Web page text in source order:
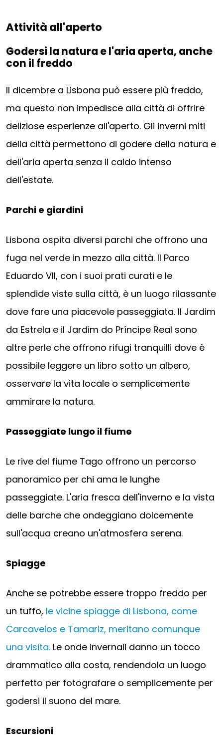
Attività all'aperto
Godersi la natura e l'aria aperta, anche
con il freddo
Il dicembre a Lisbona può essere più freddo,
ma questo non impedisce alla città di offrire
deliziose esperienze all'aperto. Gli inverni miti
della città permettono di godere della natura e
dell'aria aperta senza il caldo intenso
dell'estate.
Parchi e giardini
Lisbona ospita diversi parchi che offrono una
fuga nel verde in mezzo alla città. Il Parco
Eduardo VII, con i suoi prati curati e le
splendide viste sulla città, è un luogo rilassante
dove fare una piacevole passeggiata. Il Jardim
da Estrela e il Jardim do Príncipe Real sono
altre perle che offrono rifugi tranquilli dove è
possibile leggere un libro sotto un albero,
osservare la vita locale o semplicemente
ammirare la natura.
Passeggiate lungo il fiume
Le rive del fiume Tago offrono un percorso
panoramico per chi ama le lunghe
passeggiate. L'aria fresca dell'inverno e la vista
delle barche che ondeggiano dolcemente
sull'acqua creano un'atmosfera serena.
Spiagge
Anche se potrebbe essere troppo freddo per
un tuffo, le vicine spiagge di Lisbona, come
Carcavelos e Tamariz, meritano comunque
una visita. Le onde invernali danno un tocco
drammatico alla costa, rendendola un luogo
perfetto per fotografare o semplicemente per
godersi il suono del mare.
Escursioni